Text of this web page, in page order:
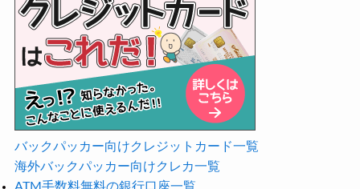
バックパッカー向けクレジットカード一覧
海外バックパッカー向けクレカ一覧